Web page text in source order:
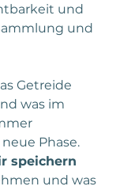
und
und
Getreide
was im
Phase.
speichern
und was